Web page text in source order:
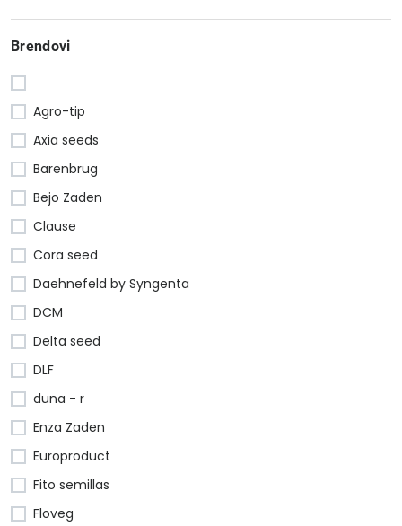
Brendovi
Agro-tip
Axia seeds
Barenbrug
Bejo Zaden
Clause
Cora seed
Daehnefeld by Syngenta
DCM
Delta seed
DLF
duna - r
Enza Zaden
Europroduct
Fito semillas
Floveg